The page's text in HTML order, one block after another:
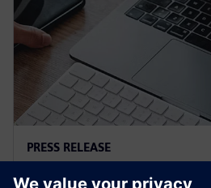
PRESS RELEASE
Siemens and